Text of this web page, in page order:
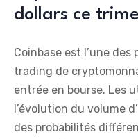
dollars ce
Coinbase est l’une
trading de
entrée en bourse. Les
l’évolution du volume
des probabilités